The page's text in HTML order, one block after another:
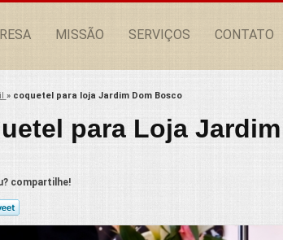
MISSÃO SERVIÇOS CONTATO
» coquetel para loja Jardim Dom Bosco
para Loja
compartilhe!